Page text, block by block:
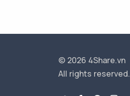
© 2026 4Share.vn
All rights reserved.